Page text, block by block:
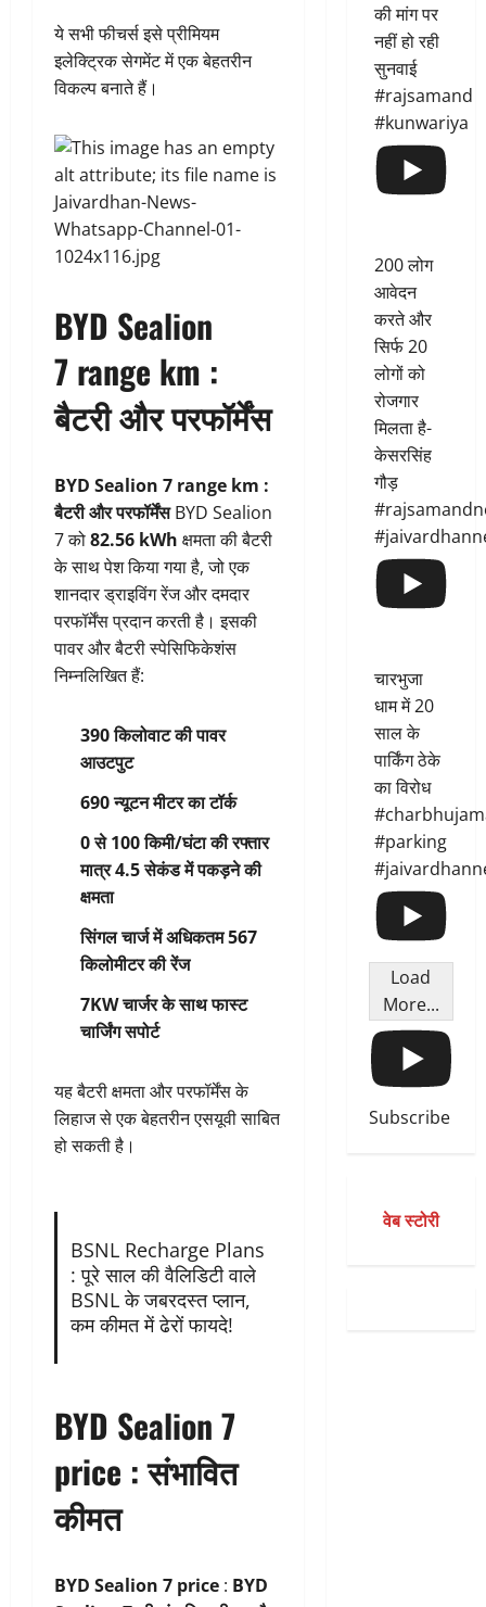
ये सभी फीचर्स इसे प्रीमियम
इलेक्ट्रिक सेगमेंट में एक बेहतरीन
विकल्प बनाते हैं।
BYD Sealion
7 range km :
बैटरी और परफॉर्मेंस
BYD Sealion 7 range km :
बैटरी और परफॉर्मेंसBYD Sealion
7 को82.56 kWh क्षमता की बैटरी
के साथ पेश किया गया है, जो एक
शानदार ड्राइविंग रेंज और दमदार
परफॉर्मेंस प्रदान करती है। इसकी
पावर और बैटरी स्पेसिफिकेशंस
निम्नलिखित हैं:
390 किलोवाट की पावर
आउटपुट
690 न्यूटन मीटर का टॉर्क
0 से 100 किमी/घंटा की रफ्तार
मात्र 4.5 सेकंड में पकड़ने की
क्षमता
सिंगल चार्ज में अधिकतम 567
किलोमीटर की रेंज
7KW चार्जर के साथ फास्ट
चार्जिंग सपोर्ट
यह बैटरी क्षमता और परफॉर्मेंस के
लिहाज से एक बेहतरीन एसयूवी साबित
हो सकती है।
BSNL Recharge Plans
: पूरे साल की वैलिडिटी वाले
BSNL के जबरदस्त प्लान,
कम कीमत में ढेरों फायदे!
BYD Sealion 7
price :संभावित
कीमत
BYD Sealion 7 price : BYD
की मांग पर
नहीं हो रही
सुनवाई
#rajsamand
#kunwariya
200 लोग
आवेदन
करते और
सिर्फ 20
लोगों को
रोजगार
मिलता है-
केसरसिंह
गौड़
चारभुजा
धाम में 20
साल के
पार्किंग ठेके
का विरोध
#parking
Load
More...
Subscribe
वेब स्टोरी